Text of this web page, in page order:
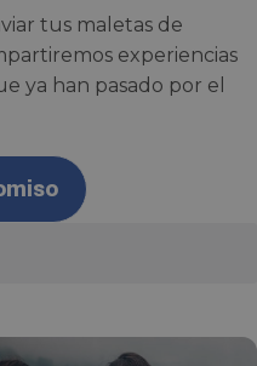
tus maletas de
experiencias
ya han pasado por el